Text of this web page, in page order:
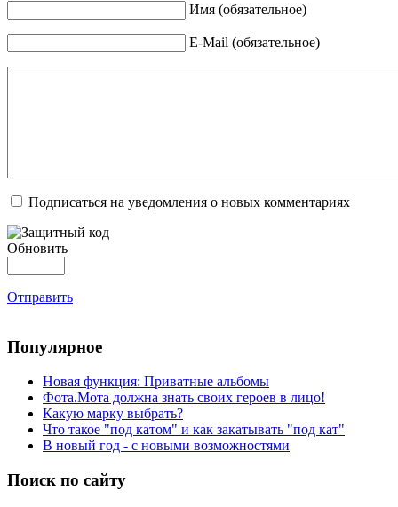
Имя (обязательное)
E-Mail (обязательное)
Подписаться на уведомления о новых комментариях
Обновить
Отправить
Популярное
Новая функция: Приватные альбомы
Фота.Мота должна знать своих героев в лицо!
Какую марку выбрать?
Что такое "под катом" и как закатывать "под кат"
В новый год - с новыми возможностями
Поиск по сайту